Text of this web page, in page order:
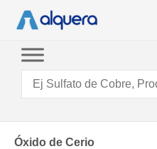
Óxido de Cerio